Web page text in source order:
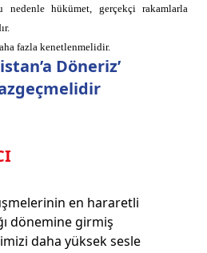
Döneriz’
en hararetli
dönemine girmiş
daha yüksek sesle
hükümet, gerçekçi rakamlarla
fazla kenetlenmelidir.